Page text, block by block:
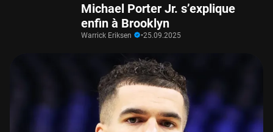
Michael Porter Jr. s’explique
enfin à Brooklyn
Warrick Eriksen •25.09.2025